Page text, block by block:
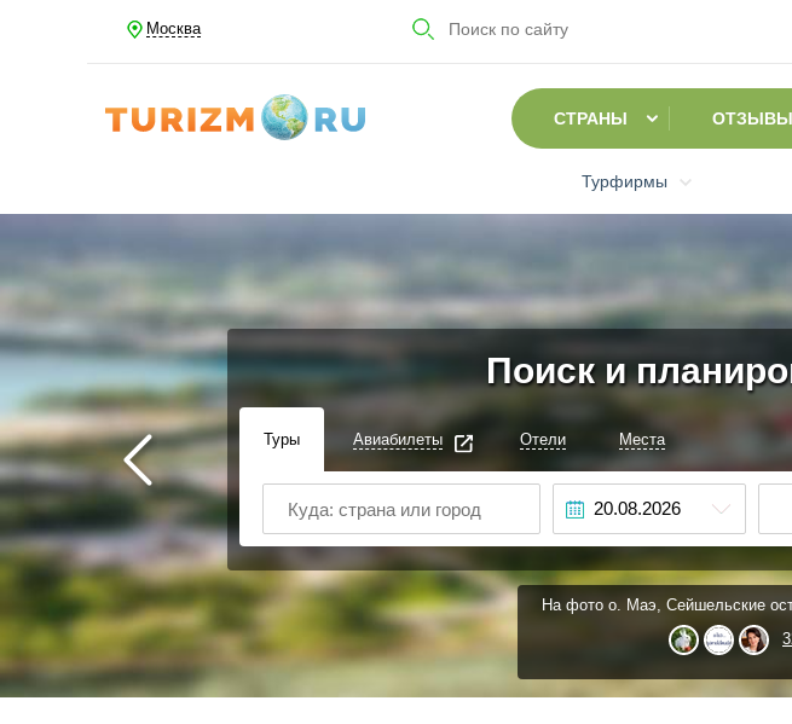
Москва
СТРАНЫ ОТЗЫВЫ
Турфирмы
На фото o. Маэ, Сейшельские
Поиск и
Туры Авиабилеты Отели Места